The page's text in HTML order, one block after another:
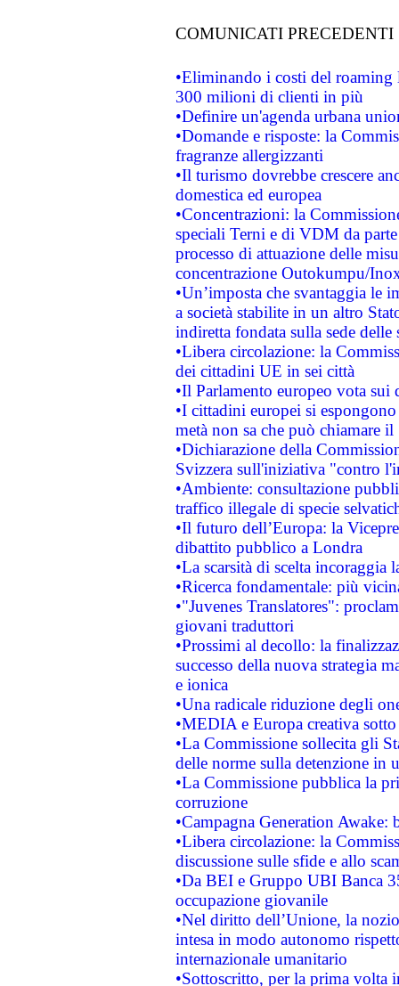
COMUNICATI PRECEDENTI
•Eliminando i costi del roaming
300 milioni di clienti in più
•Definire un'agenda urbana
•Domande e risposte: la
fragranze allergizzanti
•Il turismo dovrebbe crescere
domestica ed europea
•Concentrazioni: la
speciali Terni e di VDM da
processo di attuazione delle
concentrazione Outokumpu/
•Un’imposta che svantaggia le
a società stabilite in un altro
indiretta fondata sulla sede delle
•Libera circolazione: la
dei cittadini UE in sei città
•Il Parlamento europeo vota sui
•I cittadini europei si
metà non sa che può chiamare
•Dichiarazione della
Svizzera sull'iniziativa "contro
•Ambiente: consultazione
traffico illegale di specie
•Il futuro dell’Europa: la
dibattito pubblico a Londra
•La scarsità di scelta
•Ricerca fondamentale: più
•"Juvenes Translatores":
giovani traduttori
•Prossimi al decollo: la
successo della nuova strategia
e ionica
•Una radicale riduzione degli
•MEDIA e Europa creativa
•La Commissione sollecita gli
delle norme sulla detenzione in
•La Commissione pubblica la
corruzione
•Campagna Generation
•Libera circolazione: la
discussione sulle sfide e allo
•Da BEI e Gruppo UBI Banca
occupazione giovanile
•Nel diritto dell’Unione, la
intesa in modo autonomo
internazionale umanitario
•Sottoscritto, per la prima volta